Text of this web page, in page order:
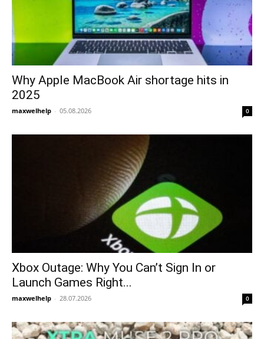
Why Apple MacBook Air shortage hits in
2025
maxwelhelp - 05.08.2026 0
Xbox Outage: Why You Can’t Sign In or
Launch Games Right...
maxwelhelp - 28.07.2026 0